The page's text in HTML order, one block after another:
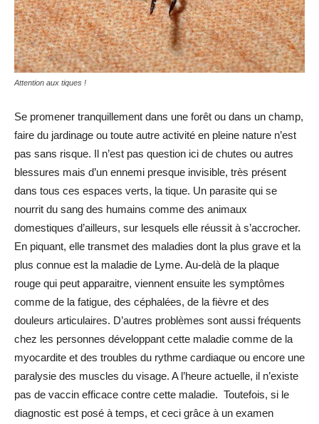
Attention aux tiques !
Se promener tranquillement dans une forêt ou dans un champ,
faire du jardinage ou toute autre activité en pleine nature n’est
pas sans risque. Il n’est pas question ici de chutes ou autres
blessures mais d’un ennemi presque invisible, très présent
dans tous ces espaces verts, la tique. Un parasite qui se
nourrit du sang des humains comme des animaux
domestiques d’ailleurs, sur lesquels elle réussit à s’accrocher.
En piquant, elle transmet des maladies dont la plus grave et la
plus connue est la maladie de Lyme. Au-delà de la plaque
rouge qui peut apparaitre, viennent ensuite les symptômes
comme de la fatigue, des céphalées, de la fièvre et des
douleurs articulaires. D’autres problèmes sont aussi fréquents
chez les personnes développant cette maladie comme de la
myocardite et des troubles du rythme cardiaque ou encore une
paralysie des muscles du visage. A l’heure actuelle, il n’existe
pas de vaccin efficace contre cette maladie. Toutefois, si le
diagnostic est posé à temps, et ceci grâce à un examen